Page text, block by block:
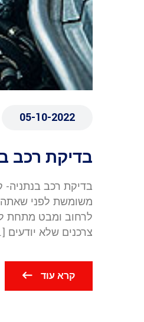
05-10-2022
בדיקת רכב
בדיקת רכב בנתניה-
משומשת לפני שאתה
לרחוב ומבט מתחת
צרכנים שלא יודעים
קרא עוד